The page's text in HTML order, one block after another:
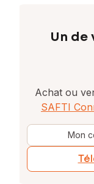
Un de
Achat ou
SAFTI
Mon